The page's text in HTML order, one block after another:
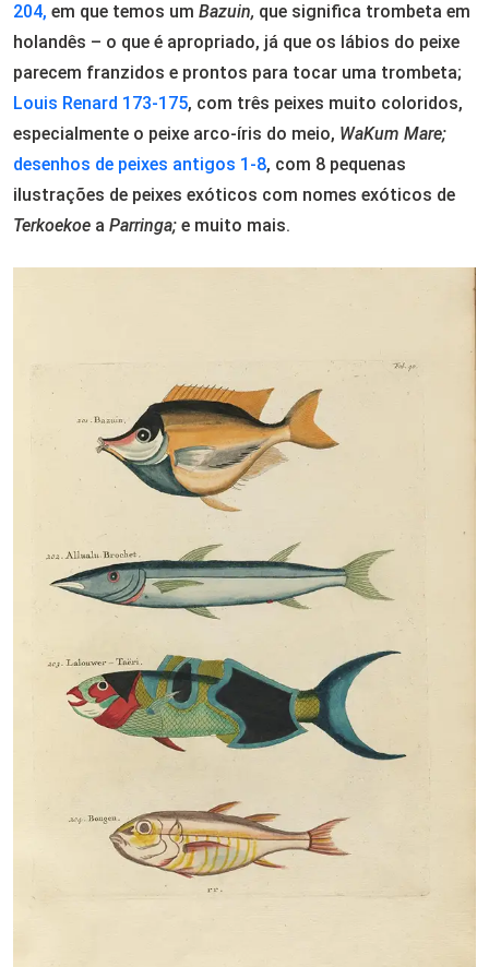
204, em que temos um Bazuin, que significa trombeta em
holandês – o que é apropriado, já que os lábios do peixe
parecem franzidos e prontos para tocar uma trombeta;
Louis Renard 173-175, com três peixes muito coloridos,
especialmente o peixe arco-íris do meio, WaKum Mare;
desenhos de peixes antigos 1-8, com 8 pequenas
ilustrações de peixes exóticos com nomes exóticos de
Terkoekoe a Parringa; e muito mais.